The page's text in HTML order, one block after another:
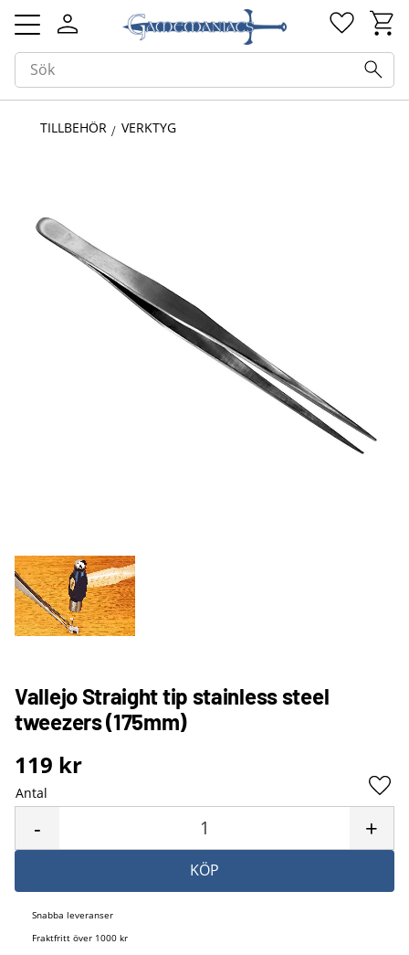
Meny
TILLBEHÖR VERKTYG
Vallejo Straight tip stainless steel
tweezers (175mm)
119 kr
Antal
+
-
KÖP
Snabba leveranser
Fraktfritt över 1000 kr